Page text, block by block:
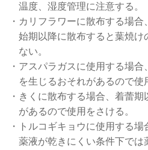
温度、湿度管理に注意する。
・カリフラワーに散布する場
始期以降に散布すると葉焼け
ない。
・アスパラガスに使用する場
を生じるおそれがあるので使
・きくに散布する場合、着蕾
があるので使用をさける。
・トルコギキョウに使用する
薬液が乾きにくい条件下では